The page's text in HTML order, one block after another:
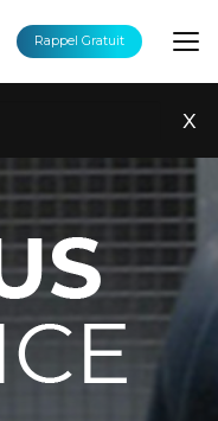
x
Rappel Gratuit